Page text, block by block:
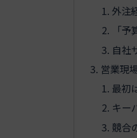
外注
「
自社
営業現
最初
キー
競合